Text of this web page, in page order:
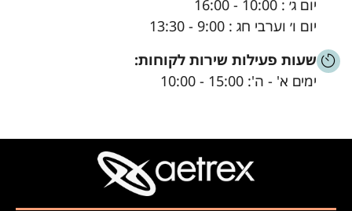
יום ג׳ : 10:00 - 16:00
יום ו׳ וערבי חג : 9:00 - 13:30
שעות פעילות שירות לקוחות:
ימים א' - ה': 15:00 - 10:00